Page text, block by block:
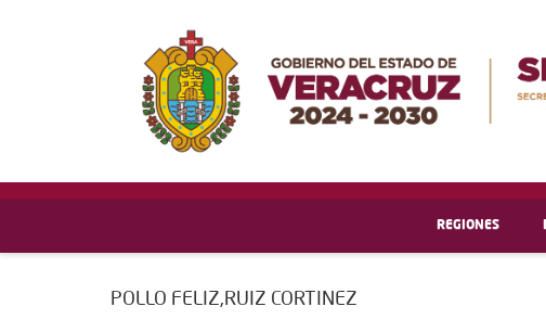
REGIONES
POLLO FELIZ,RUIZ CORTINEZ